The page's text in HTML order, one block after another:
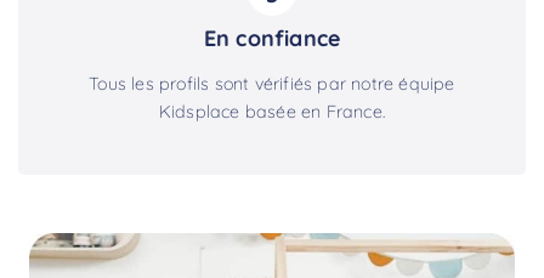
En confiance
Tous les profils sont vérifiés par notre équipe
Kidsplace basée en France.